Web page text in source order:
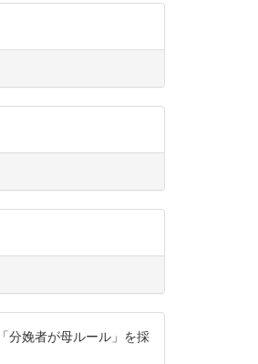
分娩者が母ルール」を採